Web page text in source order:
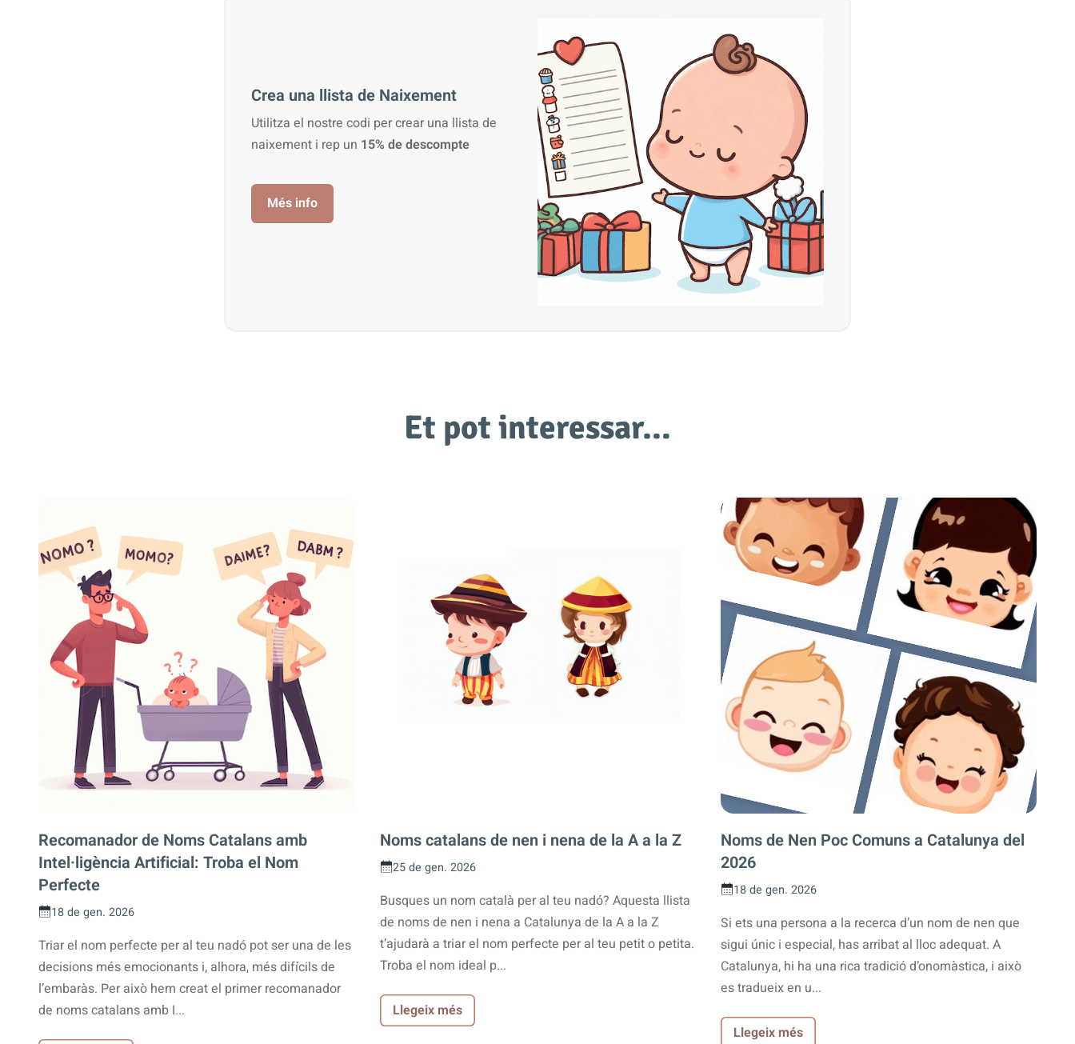
Crea una llista de Naixement
Utilitza el nostre codi per crear una llista de
naixement i rep un 15% de descompte
Més info
Et pot interessar…
Recomanador de Noms Catalans amb
Intel·ligència Artificial: Troba el Nom
Perfecte
18 de gen. 2026
Triar el nom perfecte per al teu nadó pot ser una de les
decisions més emocionants i, alhora, més difícils de
l’embaràs. Per això hem creat el primer recomanador
de noms catalans amb I...
Noms catalans de nen i nena de la A a la Z
25 de gen. 2026
Busques un nom català per al teu nadó? Aquesta llista
de noms de nen i nena a Catalunya de la A a la Z
t’ajudarà a triar el nom perfecte per al teu petit o petita.
Troba el nom ideal p...
Llegeix més
Noms de Nen Poc Comuns a Catalunya del
2026
18 de gen. 2026
Si ets una persona a la recerca d’un nom de nen que
sigui únic i especial, has arribat al lloc adequat. A
Catalunya, hi ha una rica tradició d’onomàstica, i això
es tradueix en u...
Llegeix més